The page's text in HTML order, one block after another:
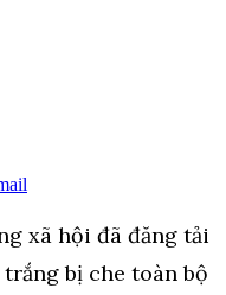
xã hội đã đăng tải
bị che toàn bộ